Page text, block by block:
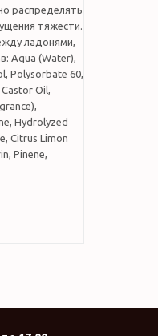
распределять
тяжести.
ладонями,
Aqua (Water),
Polysorbate 60,
Oil,
Hydrolyzed
Citrus Limon
Pinene,